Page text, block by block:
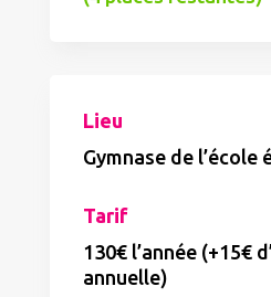
Lieu
Gymnase de l’école
Tarif
130€ l’année (+15€
annuelle)